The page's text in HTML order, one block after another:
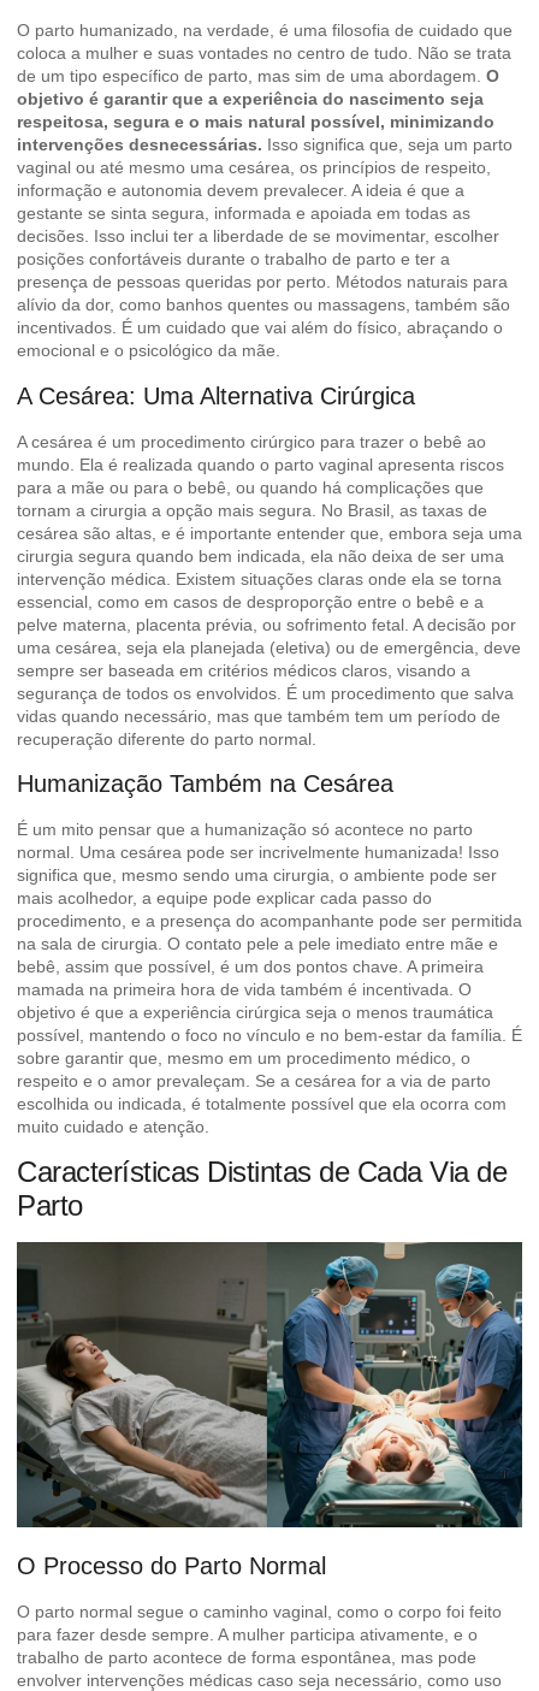
O parto humanizado, na verdade, é uma filosofia de cuidado que
coloca a mulher e suas vontades no centro de tudo. Não se trata
de um tipo específico de parto, mas sim de uma abordagem. O
objetivo é garantir que a experiência do nascimento seja
respeitosa, segura e o mais natural possível, minimizando
intervenções desnecessárias. Isso significa que, seja um parto
vaginal ou até mesmo uma cesárea, os princípios de respeito,
informação e autonomia devem prevalecer. A ideia é que a
gestante se sinta segura, informada e apoiada em todas as
decisões. Isso inclui ter a liberdade de se movimentar, escolher
posições confortáveis durante o trabalho de parto e ter a
presença de pessoas queridas por perto. Métodos naturais para
alívio da dor, como banhos quentes ou massagens, também são
incentivados. É um cuidado que vai além do físico, abraçando o
emocional e o psicológico da mãe.
A Cesárea: Uma Alternativa Cirúrgica
A cesárea é um procedimento cirúrgico para trazer o bebê ao
mundo. Ela é realizada quando o parto vaginal apresenta riscos
para a mãe ou para o bebê, ou quando há complicações que
tornam a cirurgia a opção mais segura. No Brasil, as taxas de
cesárea são altas, e é importante entender que, embora seja uma
cirurgia segura quando bem indicada, ela não deixa de ser uma
intervenção médica. Existem situações claras onde ela se torna
essencial, como em casos de desproporção entre o bebê e a
pelve materna, placenta prévia, ou sofrimento fetal. A decisão por
uma cesárea, seja ela planejada (eletiva) ou de emergência, deve
sempre ser baseada em critérios médicos claros, visando a
segurança de todos os envolvidos. É um procedimento que salva
vidas quando necessário, mas que também tem um período de
recuperação diferente do parto normal.
Humanização Também na Cesárea
É um mito pensar que a humanização só acontece no parto
normal. Uma cesárea pode ser incrivelmente humanizada! Isso
significa que, mesmo sendo uma cirurgia, o ambiente pode ser
mais acolhedor, a equipe pode explicar cada passo do
procedimento, e a presença do acompanhante pode ser permitida
na sala de cirurgia. O contato pele a pele imediato entre mãe e
bebê, assim que possível, é um dos pontos chave. A primeira
mamada na primeira hora de vida também é incentivada. O
objetivo é que a experiência cirúrgica seja o menos traumática
possível, mantendo o foco no vínculo e no bem-estar da família. É
sobre garantir que, mesmo em um procedimento médico, o
respeito e o amor prevaleçam. Se a cesárea for a via de parto
escolhida ou indicada, é totalmente possível que ela ocorra com
muito cuidado e atenção
Características Distintas de Cada Via de
Parto
O Processo do Parto Normal
O parto normal segue o caminho vaginal, como o corpo foi feito
para fazer desde sempre. A mulher participa ativamente, e o
trabalho de parto acontece de forma espontânea, mas pode
envolver intervenções médicas caso seja necessário, como uso